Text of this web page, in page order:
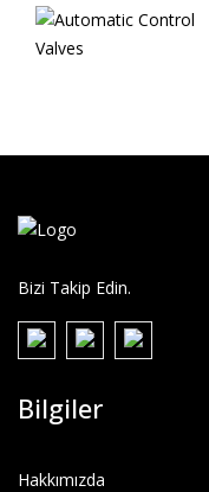
Bizi Takip Edin.
Bilgiler
Hakkımızda